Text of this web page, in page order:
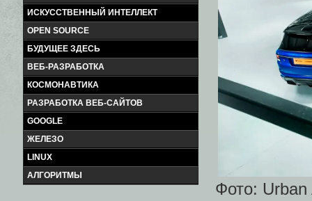
ИСКУССТВЕННЫЙ ИНТЕЛЛЕКТ
OPEN SOURCE
БУДУЩЕЕ ЗДЕСЬ
ВЕБ-РАЗРАБОТКА
КОСМОНАВТИКА
РАЗРАБОТКА ВЕБ-САЙТОВ
GOOGLE
ЖЕЛЕЗО
LINUX
АЛГОРИТМЫ
Фото: